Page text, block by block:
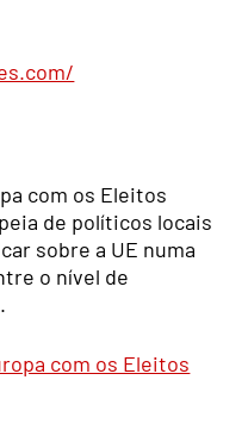
com os Eleitos
de políticos locais
sobre a UE numa
o nível de
com os Eleitos